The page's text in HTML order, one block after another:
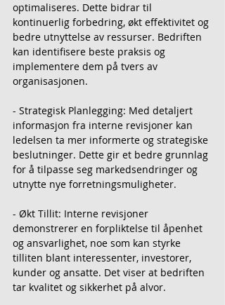
optimaliseres. Dette bidrar til
kontinuerlig forbedring, økt effektivitet og
bedre utnyttelse av ressurser. Bedriften
kan identifisere beste praksis og
implementere dem på tvers av
organisasjonen.
- Strategisk Planlegging: Med detaljert
informasjon fra interne revisjoner kan
ledelsen ta mer informerte og strategiske
beslutninger. Dette gir et bedre grunnlag
for å tilpasse seg markedsendringer og
utnytte nye forretningsmuligheter.
- Økt Tillit: Interne revisjoner
demonstrerer en forpliktelse til åpenhet
og ansvarlighet, noe som kan styrke
tilliten blant interessenter, investorer,
kunder og ansatte. Det viser at bedriften
tar kvalitet og sikkerhet på alvor.